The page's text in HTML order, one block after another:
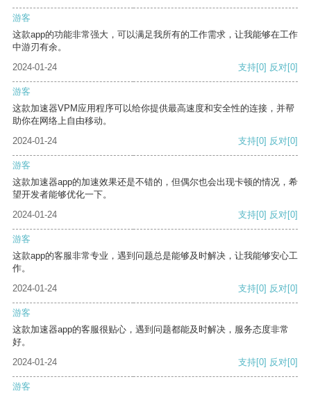
游客
这款app的功能非常强大，可以满足我所有的工作需求，让我能够在工作
中游刃有余。
2024-01-24
支持[0] 反对[0]
游客
这款加速器VPM应用程序可以给你提供最高速度和安全性的连接，并帮
助你在网络上自由移动。
2024-01-24
支持[0] 反对[0]
游客
这款加速器app的加速效果还是不错的，但偶尔也会出现卡顿的情况，希
望开发者能够优化一下。
2024-01-24
支持[0] 反对[0]
游客
这款app的客服非常专业，遇到问题总是能够及时解决，让我能够安心工
作。
2024-01-24
支持[0] 反对[0]
游客
这款加速器app的客服很贴心，遇到问题都能及时解决，服务态度非常
好。
2024-01-24
支持[0] 反对[0]
游客